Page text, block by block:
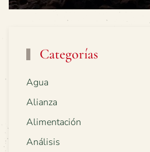
Categorías
Agua
Alianza
Alimentación
Análisis